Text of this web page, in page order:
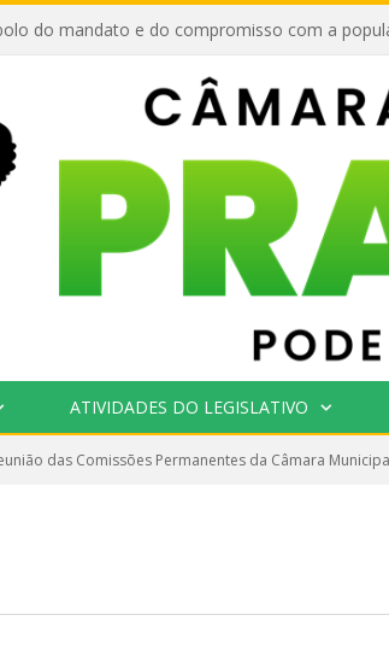
do mandato e do compromisso com a
ATIVIDADES DO LEGISLATIVO
das Comissões Permanentes da Câmara